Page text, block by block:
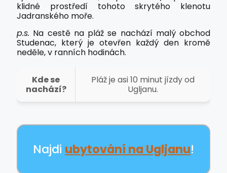
klidné prostředí tohoto skrytého klenotu
Jadranského moře.
p.s. Na cestě na pláž se nachází malý obchod
Studenac, který je otevřen každý den kromě
neděle, v ranních hodinách.
Kde se
nachází?
Pláž je asi 10 minut jízdy od
Ugljanu.
Najdi ubytování na Ugljanu!